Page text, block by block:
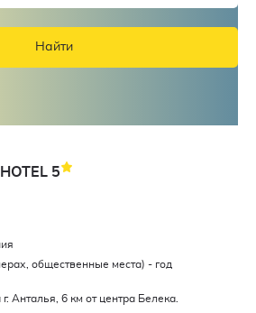
Найти
5
общественные места) - год
Анталья, 6 км от центра Белека.